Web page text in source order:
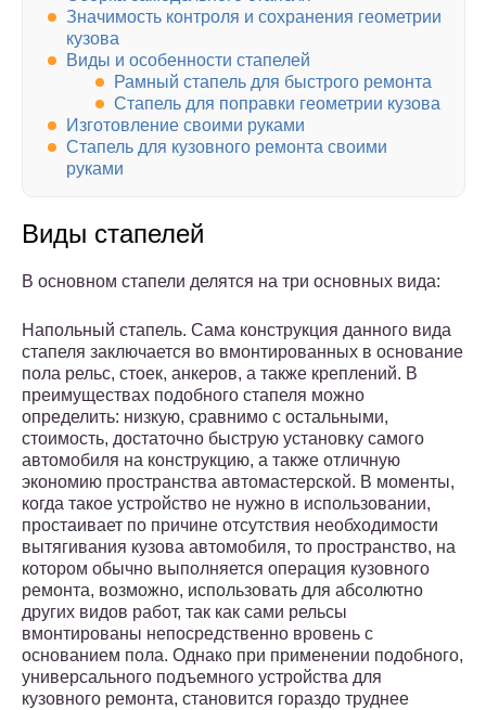
Значимость контроля и сохранения геометрии
кузова
Виды и особенности стапелей
Рамный стапель для быстрого ремонта
Стапель для поправки геометрии кузова
Изготовление своими руками
Стапель для кузовного ремонта своими
руками
Виды стапелей
В основном стапели делятся на три основных вида:
Напольный стапель. Сама конструкция данного вида
стапеля заключается во вмонтированных в основание
пола рельс, стоек, анкеров, а также креплений. В
преимуществах подобного стапеля можно
определить: низкую, сравнимо с остальными,
стоимость, достаточно быструю установку самого
автомобиля на конструкцию, а также отличную
экономию пространства автомастерской. В моменты,
когда такое устройство не нужно в использовании,
простаивает по причине отсутствия необходимости
вытягивания кузова автомобиля, то пространство, на
котором обычно выполняется операция кузовного
ремонта, возможно, использовать для абсолютно
других видов работ, так как сами рельсы
вмонтированы непосредственно вровень с
основанием пола. Однако при применении подобного,
универсального подъемного устройства для
кузовного ремонта, становится гораздо труднее